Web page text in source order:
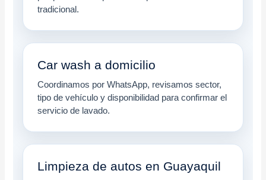
tradicional.
Car wash a domicilio
Coordinamos por WhatsApp, revisamos sector,
tipo de vehículo y disponibilidad para confirmar el
servicio de lavado.
Limpieza de autos en Guayaquil